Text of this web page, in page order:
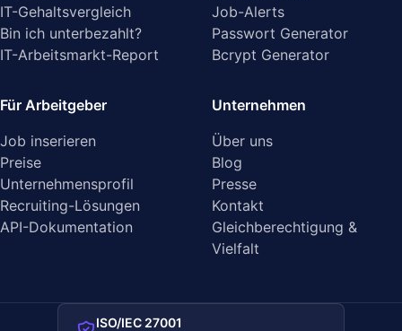
IT-Gehaltsvergleich
Bin ich unterbezahlt?
IT-Arbeitsmarkt-Report
Job-Alerts
Passwort Generator
Bcrypt Generator
Für Arbeitgeber
Job inserieren
Preise
Unternehmensprofil
Recruiting-Lösungen
API-Dokumentation
Unternehmen
Über uns
Blog
Presse
Kontakt
Gleichberechtigung &
Vielfalt
ISO/IEC 27001